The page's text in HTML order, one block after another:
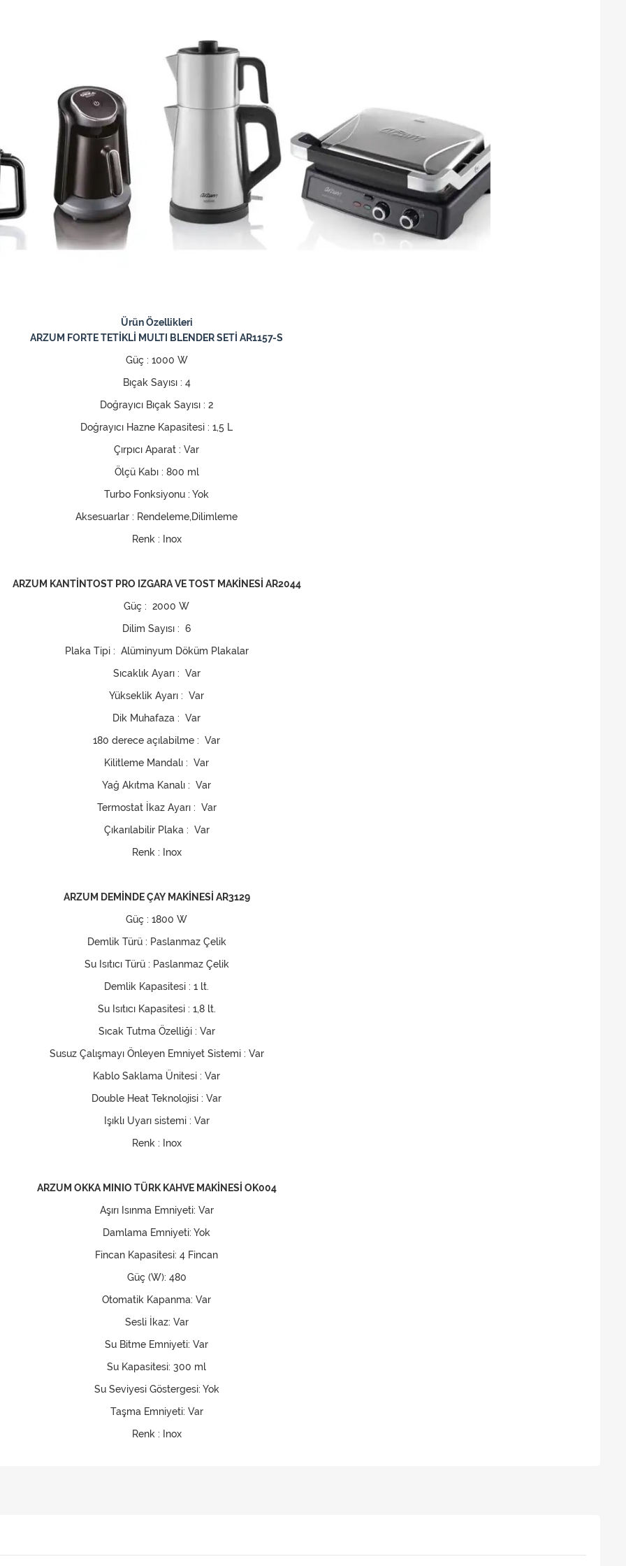
Ürün Özellikleri
ARZUM FORTE TETİKLİ MULTI BLENDER SETİ AR1157-S
Güç : 1000 W
Bıçak Sayısı : 4
Doğrayıcı Bıçak Sayısı : 2
Doğrayıcı Hazne Kapasitesi : 1,5 L
Çırpıcı Aparat : Var
Ölçü Kabı : 800 ml
Turbo Fonksiyonu : Yok
Aksesuarlar : Rendeleme,Dilimleme
Renk : Inox
ARZUM KANTİNTOST PRO IZGARA VE TOST MAKİNESİ AR2044
Güç : 2000 W
Dilim Sayısı : 6
Plaka Tipi : Alüminyum Döküm Plakalar
Sıcaklık Ayarı : Var
Yükseklik Ayarı : Var
Dik Muhafaza : Var
180 derece açılabilme : Var
Kilitleme Mandalı : Var
Yağ Akıtma Kanalı : Var
Termostat İkaz Ayarı : Var
Çıkarılabilir Plaka : Var
Renk : Inox
ARZUM DEMİNDE ÇAY MAKİNESİ AR3129
Güç : 1800 W
Demlik Türü : Paslanmaz Çelik
Su Isıtıcı Türü : Paslanmaz Çelik
Demlik Kapasitesi : 1 lt.
Su Isıtıcı Kapasitesi : 1,8 lt.
Sıcak Tutma Özelliği : Var
Susuz Çalışmayı Önleyen Emniyet Sistemi : Var
Kablo Saklama Ünitesi : Var
Double Heat Teknolojisi : Var
Işıklı Uyarı sistemi : Var
Renk : Inox
ARZUM OKKA MINIO TÜRK KAHVE MAKİNESİ OK004
Aşırı Isınma Emniyeti: Var
Damlama Emniyeti: Yok
Fincan Kapasitesi: 4 Fincan
Güç (W): 480
Otomatik Kapanma: Var
Sesli İkaz: Var
Su Bitme Emniyeti: Var
Su Kapasitesi: 300 ml
Su Seviyesi Göstergesi: Yok
Taşma Emniyeti: Var
Renk : Inox